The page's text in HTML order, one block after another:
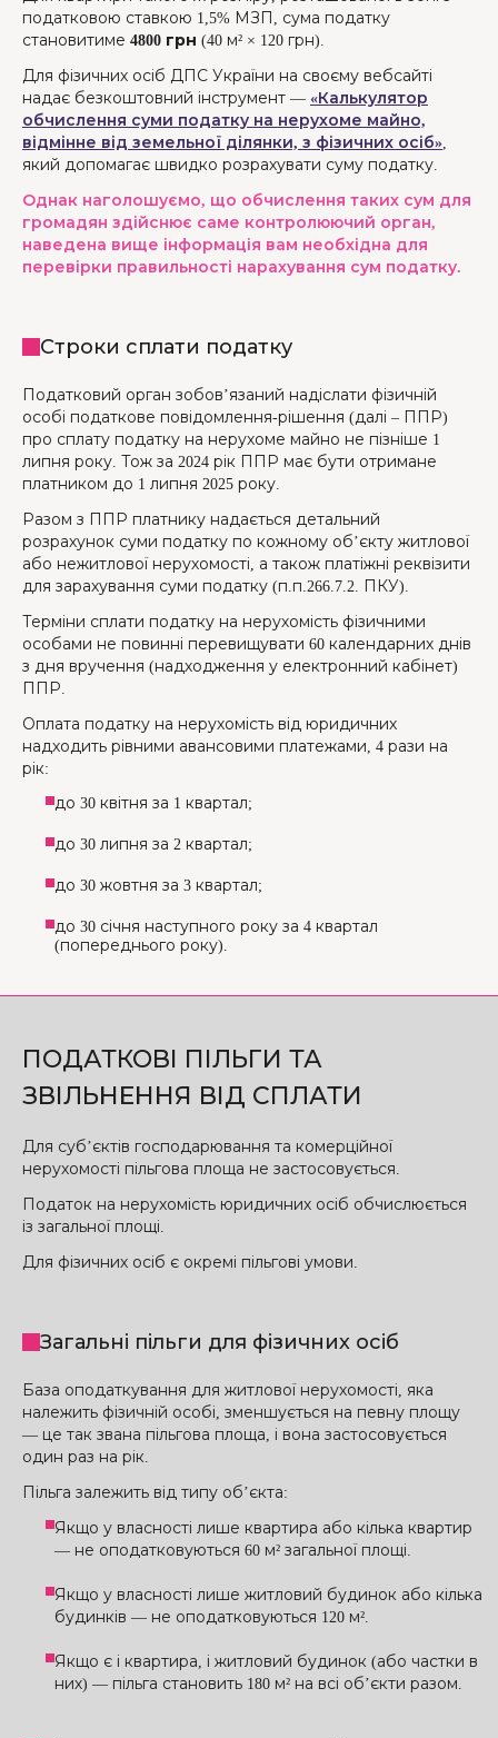
податковою ставкою 1,5% МЗП, сума податку
становитиме 4800 грн (40 м² × 120 грн).
Для фізичних осіб ДПС України на своєму вебсайті
надає безкоштовний інструмент — «Калькулятор
обчислення суми податку на нерухоме майно,
відмінне від земельної ділянки, з фізичних осіб»,
який допомагає швидко розрахувати суму податку.
Однак наголошуємо, що обчислення таких сум для
громадян здійснює саме контролюючий орган,
наведена вище інформація вам необхідна для
перевірки правильності нарахування сум податку.
Строки сплати податку
Податковий орган зобов’язаний надіслати фізичній
особі податкове повідомлення-рішення (далі – ППР)
про сплату податку на нерухоме майно не пізніше 1
липня року. Тож за 2024 рік ППР має бути отримане
платником до 1 липня 2025 року.
Разом з ППР платнику надається детальний
розрахунок суми податку по кожному об’єкту житлової
або нежитлової нерухомості, а також платіжні реквізити
для зарахування суми податку (п.п.266.7.2. ПКУ).
Терміни сплати податку на нерухомість фізичними
особами не повинні перевищувати 60 календарних днів
з дня вручення (надходження у електронний кабінет)
ППР.
Оплата податку на нерухомість від юридичних
надходить рівними авансовими платежами, 4 рази на
рік:
до 30 квітня за 1 квартал;
до 30 липня за 2 квартал;
до 30 жовтня за 3 квартал;
до 30 січня наступного року за 4 квартал
(попереднього року).
ПОДАТКОВІ ПІЛЬГИ ТА
ЗВІЛЬНЕННЯ ВІД СПЛАТИ
Для суб’єктів господарювання та комерційної
нерухомості пільгова площа не застосовується.
Податок на нерухомість юридичних осіб обчислюється
із загальної площі.
Для фізичних осіб є окремі пільгові умови.
Загальні пільги для фізичних осіб
База оподаткування для житлової нерухомості, яка
належить фізичній особі, зменшується на певну площу
— це так звана пільгова площа, і вона застосовується
один раз на рік.
Пільга залежить від типу об’єкта:
Якщо у власності лише квартира або кілька квартир
— не оподатковуються 60 м² загальної площі.
Якщо у власності лише житловий будинок або кілька
будинків — не оподатковуються 120 м².
Якщо є і квартира, і житловий будинок (або частки в
них) — пільга становить 180 м² на всі об’єкти разом.